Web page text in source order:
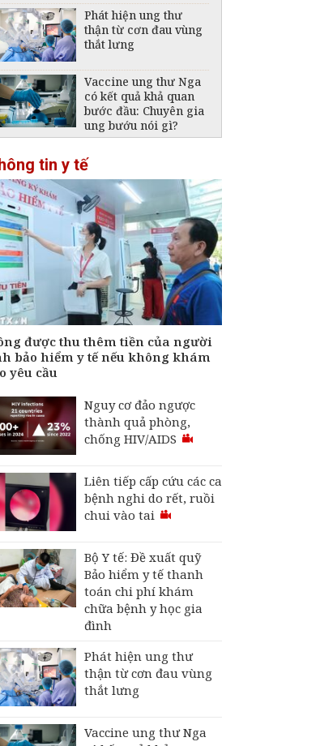
Phát hiện ung thư
thận từ cơn đau vùng
thắt lưng
Vaccine ung thư Nga
có kết quả khả quan
bước đầu: Chuyên gia
ung bướu nói gì?
thành quả phòng,
chống HIV/AIDS
Liên tiếp cấp cứu các
ca bệnh nghi do rết,
ruồi chui vào tai
Không được thu thêm
tiền của người bệnh
bảo hiểm y tế nếu
không khám theo yêu
cầu
tin y tế
được thu thêm tiền của người
bảo hiểm y tế nếu không khám
yêu cầu
Nguy cơ đảo ngược
thành quả phòng,
chống HIV/AIDS
Liên tiếp cấp cứu các ca
bệnh nghi do rết, ruồi
chui vào tai
Bộ Y tế: Đề xuất quỹ
Bảo hiểm y tế thanh
toán chi phí khám
chữa bệnh y học gia
đình
Phát hiện ung thư
thận từ cơn đau vùng
thắt lưng
Vaccine ung thư Nga